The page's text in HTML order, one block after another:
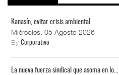
Kanasín, evitar crisis ambiental
Miércoles, 05 Agosto 2026
By Corporativo
La nueva fuerza sindical que asoma en lo...